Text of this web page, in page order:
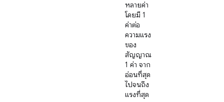
หลายค่า
โดยมี 1
ค่าต่อ
ความแรง
ของ
สัญญาณ
1 ค่า จาก
อ่อนที่สุด
ไปจนถึง
แรงที่สุด